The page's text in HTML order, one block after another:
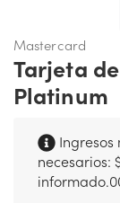
Mastercard
Tarjeta
Platinum
Ingresos
necesarios: